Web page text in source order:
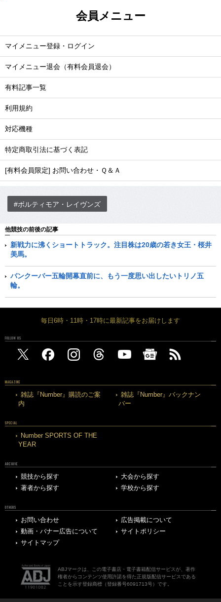
会員メニュー
マイメニュー登録・ログイン
マイメニュー退会（有料会員退会）
有料記事一覧
利用規約
対応機種
特定商取引法に基づく表記
[有料会員限定] お問い合わせ・Ｑ＆Ａ
#ボルティモア・レイヴンズ
他競技の前後の記事
新戦力に沸くショートトラック。注目株は20歳の若き女王・桜井
美馬。
バンクーバー五輪開幕直前に、もう一度思い出したいトリノ五
輪。
毎日6時・11時・17時に最新記事をお届けします
FOLLOW US
MAGAZINE
雑誌『Number』購読のご案
内
雑誌『Number』バックナン
バー
SPECIAL
Number SPORTS OF THE
YEAR
ARCHIVE
競技から探す
大会から探す
著者から探す
学校から探す
OTHERS
お問い合わせ
広告掲載について
動画・バナー広告について
サイトポリシー
サイトマップ
ABJマークは、この電子書店・電子書籍配信サービスが、著作
権者からコンテンツ使用許諾を得た正規版配信サービスである
ことを示す登録商標（登録番号6091713号）です。